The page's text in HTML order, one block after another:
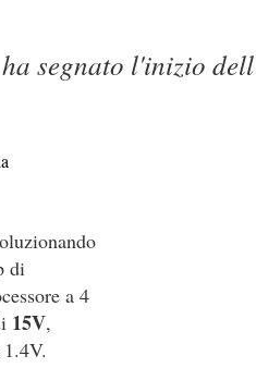
segnato l'inizio
di
a 4
15V,